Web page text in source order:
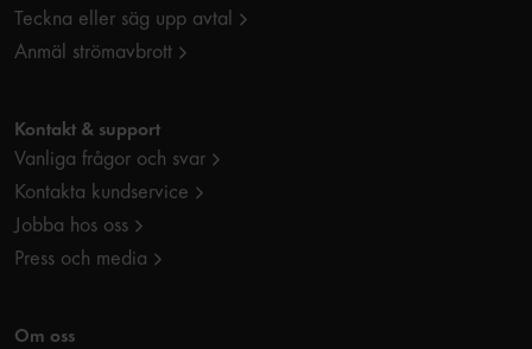
Teckna eller säg upp avtal
Anmäl strömavbrott
Kontakt & support
Vanliga frågor och svar
Kontakta kundservice
Jobba hos oss
Press och media
Om oss